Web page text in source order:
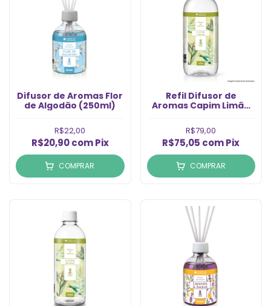
Difusor de Aromas Flor
de Algodão (250ml)
R$22,00
R$20,90com Pix
COMPRAR
Refil Difusor de
Aromas Capim Limão
R$79,00
R$75,05 comPix
COMPRAR